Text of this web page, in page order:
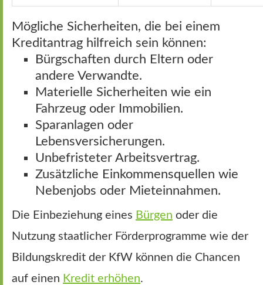
Mögliche Sicherheiten, die bei einem
Kreditantrag hilfreich sein können:
Bürgschaften durch Eltern oder
andere Verwandte.
Materielle Sicherheiten wie ein
Fahrzeug oder Immobilien.
Sparanlagen oder
Lebensversicherungen.
Unbefristeter Arbeitsvertrag.
Zusätzliche Einkommensquellen wie
Nebenjobs oder Mieteinnahmen.
Die Einbeziehung eines Bürgen oder die
Nutzung staatlicher Förderprogramme wie der
Bildungskredit der KfW können die Chancen
auf einen Kredit erhöhen.